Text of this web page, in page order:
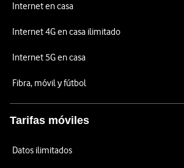
Internet en casa
Internet 4G en casa ilimitado
Internet 5G en casa
Fibra, móvil y fútbol
Tarifas móviles
Datos ilimitados